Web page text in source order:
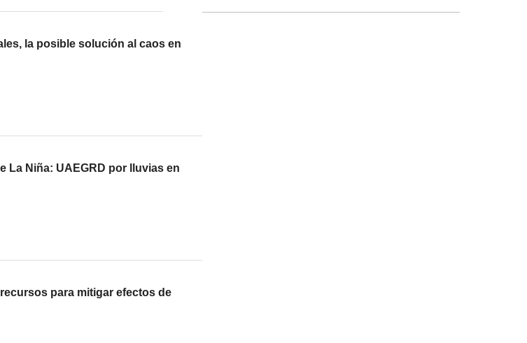
la posible solución al caos en
La Niña: UAEGRD por lluvias en
para mitigar efectos de